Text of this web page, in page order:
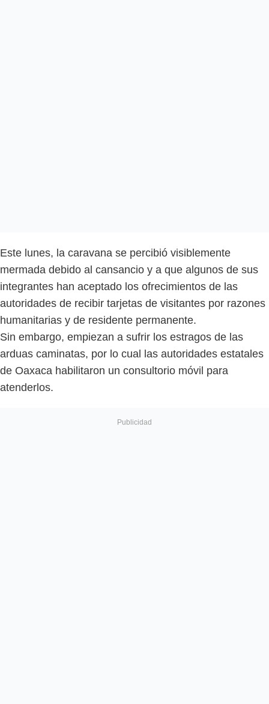
Este lunes, la caravana se percibió visiblemente
mermada debido al cansancio y a que algunos de sus
integrantes han aceptado los ofrecimientos de las
autoridades de recibir tarjetas de visitantes por razones
humanitarias y de residente permanente.
Sin embargo, empiezan a sufrir los estragos de las
arduas caminatas, por lo cual las autoridades estatales
de Oaxaca habilitaron un consultorio móvil para
atenderlos.